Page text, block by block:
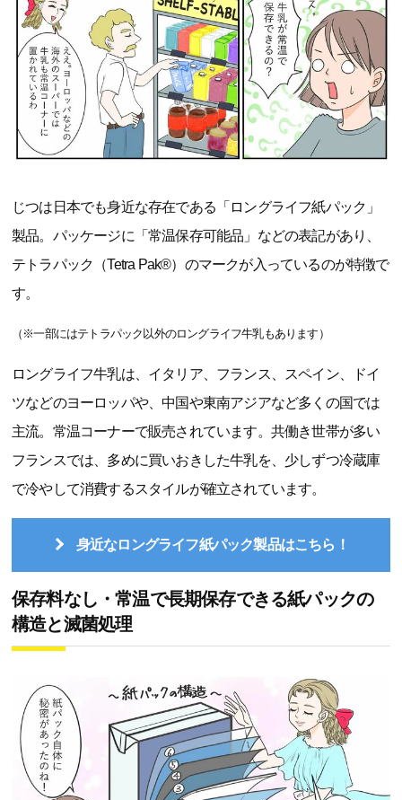
じつは日本でも身近な存在である「ロングライフ紙パック」
製品。パッケージに「常温保存可能品」などの表記があり、
テトラパック（Tetra Pak®）のマークが入っているのが特徴で
す。
（※一部にはテトラパック以外のロングライフ牛乳もあります）
ロングライフ牛乳は、イタリア、フランス、スペイン、ドイ
ツなどのヨーロッパや、中国や東南アジアなど多くの国では
主流。常温コーナーで販売されています。共働き世帯が多い
フランスでは、多めに買いおきした牛乳を、少しずつ冷蔵庫
で冷やして消費するスタイルが確立されています。
身近なロングライフ紙パック製品はこちら！
保存料なし・常温で長期保存できる紙パックの
構造と滅菌処理